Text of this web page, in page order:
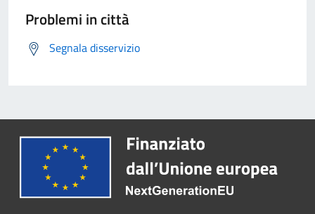
Problemi in città
Segnala disservizio